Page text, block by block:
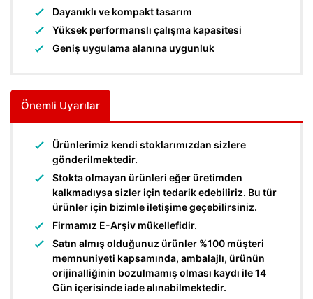
Dayanıklı ve kompakt tasarım
Yüksek performanslı çalışma kapasitesi
Geniş uygulama alanına uygunluk
Önemli Uyarılar
Ürünlerimiz kendi stoklarımızdan sizlere
gönderilmektedir.
Stokta olmayan ürünleri eğer üretimden
kalkmadıysa sizler için tedarik edebiliriz. Bu tür
ürünler için bizimle iletişime geçebilirsiniz.
Firmamız E-Arşiv mükellefidir.
Satın almış olduğunuz ürünler %100 müşteri
memnuniyeti kapsamında, ambalajlı, ürünün
orijinalliğinin bozulmamış olması kaydı ile 14
Gün içerisinde iade alınabilmektedir.